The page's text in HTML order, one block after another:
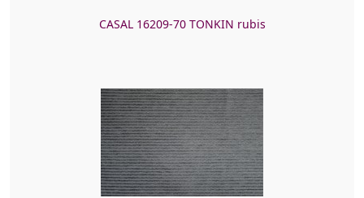
CASAL 16209-70 TONKIN rubis